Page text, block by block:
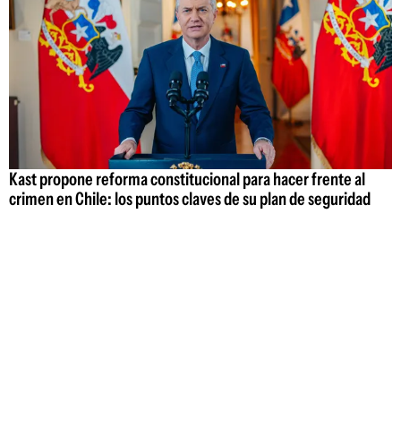
Kast propone reforma constitucional para hacer frente al
crimen en Chile: los puntos claves de su plan de seguridad